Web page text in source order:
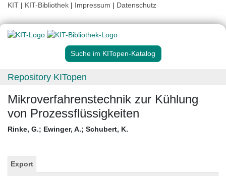
KIT | KIT-Bibliothek | Impressum | Datenschutz
Suche im KITopen-Katalog
Repository KITopen
Mikroverfahrenstechnik zur Kühlung
von Prozessflüssigkeiten
Rinke, G.; Ewinger, A.; Schubert, K.
Export